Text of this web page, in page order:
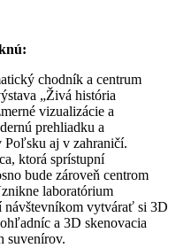
chodník a centrum
„Živá história
vizualizácie a
prehliadku a
Poľsku aj v zahraničí.
ktorá sprístupní
bude zároveň centrom
laboratórium
návštevníkom vytvárať si 3D
a 3D skenovacia
suvenírov.